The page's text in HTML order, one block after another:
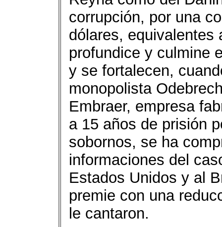
corrupción, por una
dólares, equivalentes
profundice y culmine
y se fortalecen,
monopolista
Embraer, empresa
a 15 años de prisión
sobornos, se ha
informaciones del
Estados Unidos y al
premie con una
le cantaron.